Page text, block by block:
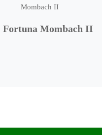
Fortuna Mombach II